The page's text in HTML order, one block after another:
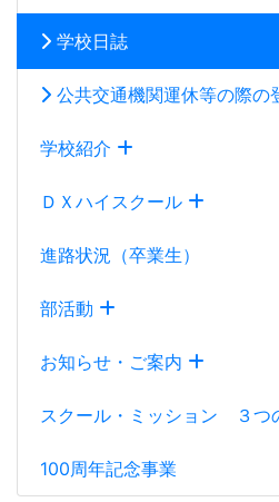
学校日誌
公共交通機関運休等の際の
学校紹介
ＤＸハイスクール
進路状況（卒業生）
部活動
お知らせ・ご案内
スクール・ミッション ３
100周年記念事業